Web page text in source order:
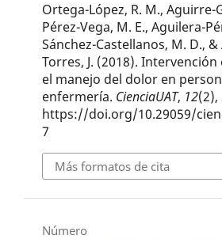
Ortega-López, R. M., Aguirre-
Pérez-Vega, M. E., Aguilera-
Sánchez-Castellanos, M. D.,
Torres, J. (2018).
el manejo del dolor en
enfermería. CienciaUAT, 12(2),
https://doi.org/10.29059/
7
Más formatos de cita
Número